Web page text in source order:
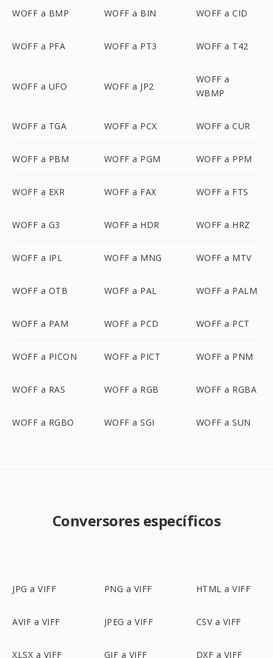
WOFF a BMP WOFF a BIN WOFF a CID
WOFF a PFA WOFF a PT3 WOFF a T42
WOFF a UFO WOFF a JP2
WOFF a
WBMP
WOFF a TGA WOFF a PCX WOFF a CUR
WOFF a PBM WOFF a PGM WOFF a PPM
WOFF a EXR WOFF a FAX WOFF a FTS
WOFF a G3 WOFF a HDR WOFF a HRZ
WOFF a IPL WOFF a MNG WOFF a MTV
WOFF a OTB WOFF a PAL WOFF a PALM
WOFF a PAM WOFF a PCD WOFF a PCT
WOFF a PICON WOFF a PICT WOFF a PNM
WOFF a RAS WOFF a RGB WOFF a RGBA
WOFF a RGBO WOFF a SGI WOFF a SUN
Conversores específicos
JPG a VIFF PNG a VIFF HTML a VIFF
AVIF a VIFF JPEG a VIFF CSV a VIFF
XLSX a VIFF GIF a VIFF DXF a VIFF